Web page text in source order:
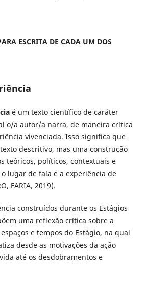
ESCRITA DE CADA UM DOS
é um texto científico de caráter
o/a autor/a narra, de maneira crítica
vivenciada. Isso significa que
descritivo, mas uma construção
teóricos, políticos, contextuais e
lugar de fala e a experiência de
FARIA, 2019).
construídos durante os Estágios
uma reflexão crítica sobre a
e tempos do Estágio, na qual
desde as motivações da ação
até os desdobramentos e